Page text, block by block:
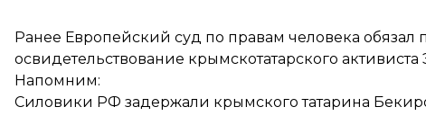
Ранее Европейский суд по правам человека обязал
освидетельствование крымскотатарского
Напомним:
Силовики РФ задержали крымского татарина